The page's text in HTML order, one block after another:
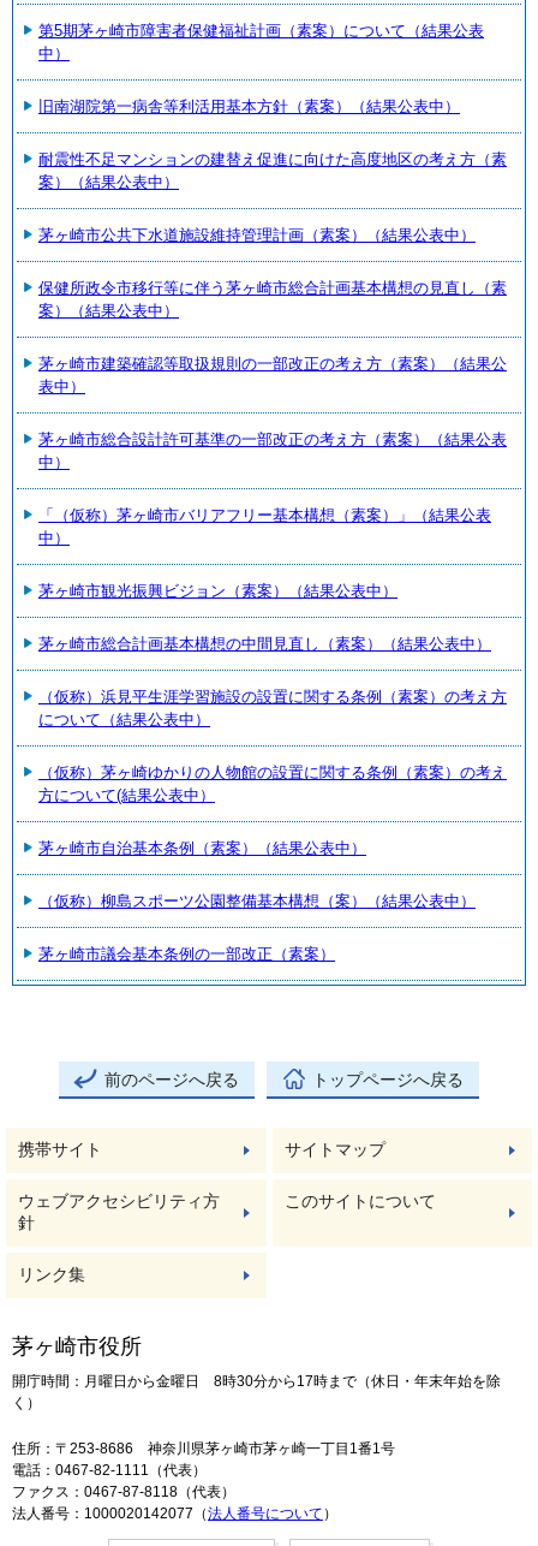
第5期茅ヶ崎市障害者保健福祉計画（素案）について（結果公表
中）
旧南湖院第一病舎等利活用基本方針（素案）（結果公表中）
耐震性不足マンションの建替え促進に向けた高度地区の考え方（素
案）（結果公表中）
茅ヶ崎市公共下水道施設維持管理計画（素案）（結果公表中）
保健所政令市移行等に伴う茅ヶ崎市総合計画基本構想の見直し（素
案）（結果公表中）
茅ヶ崎市建築確認等取扱規則の一部改正の考え方（素案）（結果公
表中）
茅ヶ崎市総合設計許可基準の一部改正の考え方（素案）（結果公表
中）
「（仮称）茅ヶ崎市バリアフリー基本構想（素案）」（結果公表
中）
茅ヶ崎市観光振興ビジョン（素案）（結果公表中）
茅ヶ崎市総合計画基本構想の中間見直し（素案）（結果公表中）
（仮称）浜見平生涯学習施設の設置に関する条例（素案）の考え方
について（結果公表中）
（仮称）茅ヶ崎ゆかりの人物館の設置に関する条例（素案）の考え
方について(結果公表中）
茅ヶ崎市自治基本条例（素案）（結果公表中）
（仮称）柳島スポーツ公園整備基本構想（案）（結果公表中）
茅ヶ崎市議会基本条例の一部改正（素案）
前のページへ戻る トップページへ戻る
携帯サイト サイトマップ
ウェブアクセシビリティ方
針
このサイトについて
リンク集
茅ヶ崎市役所
開庁時間：月曜日から金曜日 8時30分から17時まで（休日・年末年始を除
く）
住所：〒253-8686 神奈川県茅ヶ崎市茅ヶ崎一丁目1番1号
電話：0467-82-1111（代表）
ファクス：0467-87-8118（代表）
法人番号：1000020142077（法人番号について ）